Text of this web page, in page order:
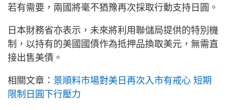
若有需要，兩國將毫不猶豫再次採取行動支持日圓。
日本財務省亦表示，未來將利用聯儲局提供的特別機
制，以持有的美國國債作為抵押品換取美元，無需直
接出售美債。
相關文章： 景順料市場對美日再次入市有戒心 短期
限制日圓下行壓力